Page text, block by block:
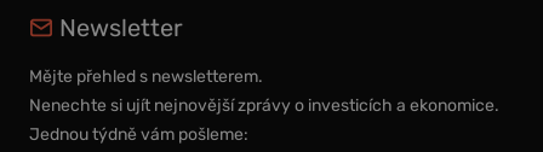
Newsletter
Mějte přehled s newsletterem.
Nenechte si ujít nejnovější zprávy o investicích a ekonomice.
Jednou týdně vám pošleme: